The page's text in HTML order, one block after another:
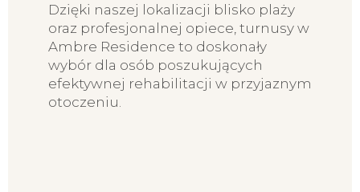
Dzięki naszej lokalizacji blisko plaży
oraz profesjonalnej opiece, turnusy w
Ambre Residence to doskonały
wybór dla osób poszukujących
efektywnej rehabilitacji w przyjaznym
otoczeniu.